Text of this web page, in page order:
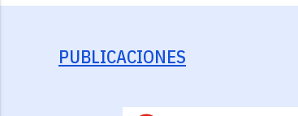
PUBLICACIONES